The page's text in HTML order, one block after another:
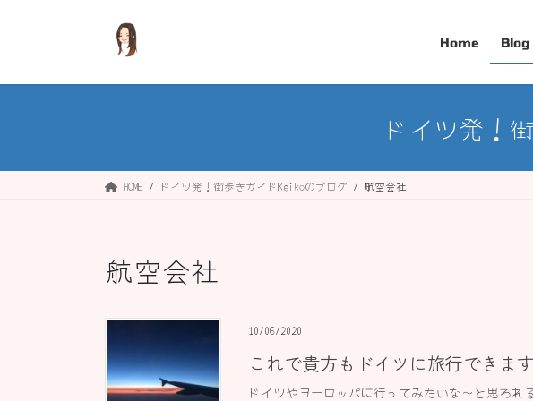
Home Blog
ドイツ発！
HOME ドイツ発！街歩きガイドKeikoのブログ 航空会社
航空会社
10/06/2020
これで貴方もドイツに旅行でき
ドイツやヨーロッパに行ってみたいな〜と思わ